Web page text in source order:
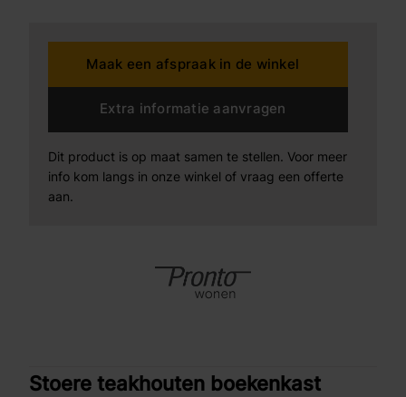
Maak een afspraak in de winkel
Extra informatie aanvragen
Dit product is op maat samen te stellen. Voor meer
info kom langs in onze winkel of vraag een offerte
aan.
Stoere teakhouten boekenkast